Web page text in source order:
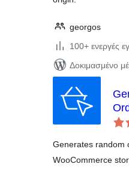
georgos
100+ ενεργές
Δοκιμασμένο
Generates random
WooCommerce